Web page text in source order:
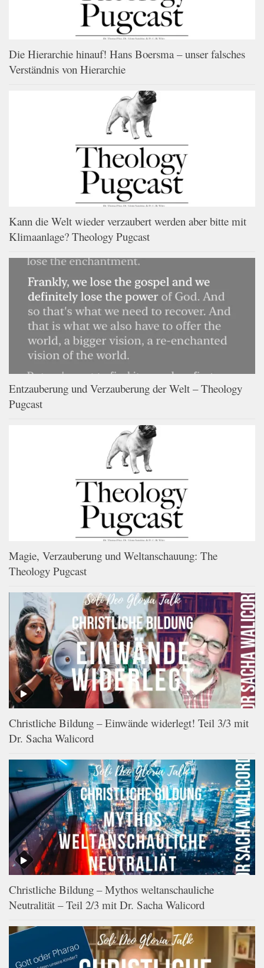
Die Hierarchie hinauf! Hans Boersma – unser falsches
Verständnis von Hierarchie
Kann die Welt wieder verzaubert werden aber bitte mit
Klimaanlage? Theology Pugcast
Entzauberung und Verzauberung der Welt – Theology
Pugcast
Magie, Verzauberung und Weltanschauung: The
Theology Pugcast
Christliche Bildung – Einwände widerlegt! Teil 3/3 mit
Dr. Sacha Walicord
Christliche Bildung – Mythos weltanschauliche
Neutralität – Teil 2/3 mit Dr. Sacha Walicord